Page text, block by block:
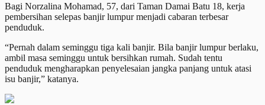
Bagi Norzalina Mohamad, 57, dari Taman Damai Batu 18, kerja
pembersihan selepas banjir lumpur menjadi cabaran terbesar
penduduk.
“Pernah dalam seminggu tiga kali banjir. Bila banjir lumpur berlaku,
ambil masa seminggu untuk bersihkan rumah. Sudah tentu
penduduk mengharapkan penyelesaian jangka panjang untuk atasi
isu banjir,” katanya.